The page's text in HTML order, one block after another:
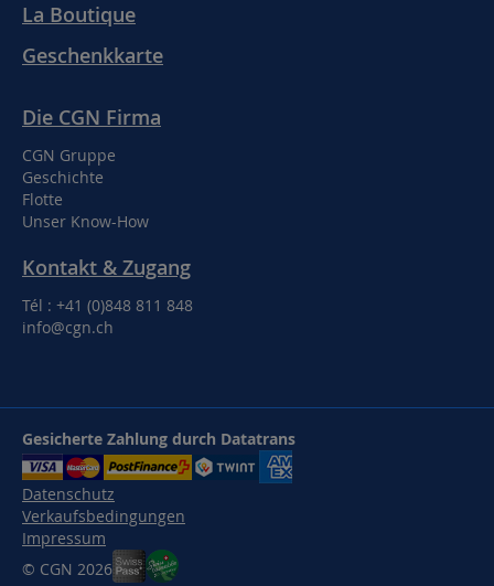
La Boutique
Geschenkkarte
Die CGN Firma
CGN Gruppe
Geschichte
Flotte
Unser Know-How
Kontakt & Zugang
Tél : +41 (0)848 811 848
info@cgn.ch
Gesicherte Zahlung durch Datatrans
Datenschutz
Verkaufsbedingungen
Impressum
© CGN 2026